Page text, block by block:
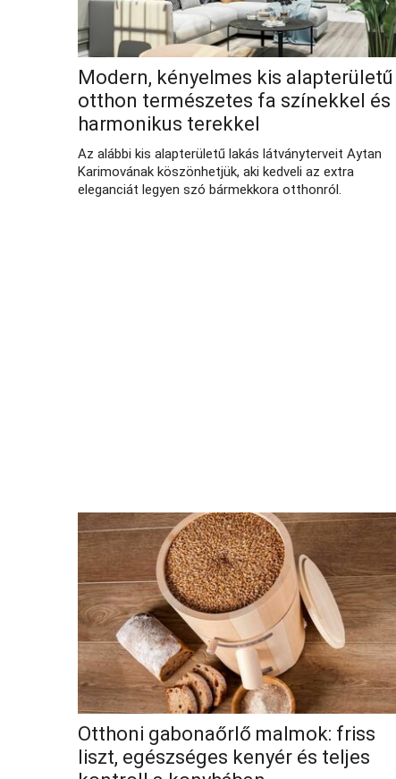
Modern, kényelmes kis alapterületű
otthon természetes fa színekkel és
harmonikus terekkel
Az alábbi kis alapterületű lakás látványterveit Aytan
Karimovának köszönhetjük, aki kedveli az extra
eleganciát legyen szó bármekkora otthonról.
Otthoni gabonaőrlő malmok: friss
liszt, egészséges kenyér és teljes